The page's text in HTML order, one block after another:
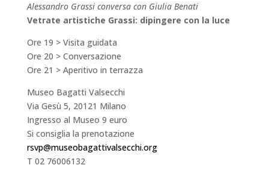
Alessandro Grassi conversa con Giulia Benati
Vetrate artistiche Grassi: dipingere con la luce
Ore 19 > Visita guidata
Ore 20 > Conversazione
Ore 21 > Aperitivo in terrazza
Museo Bagatti Valsecchi
Via Gesù 5, 20121 Milano
Ingresso al Museo 9 euro
Si consiglia la prenotazione
rsvp@museobagattivalsecchi.org
T 02 76006132